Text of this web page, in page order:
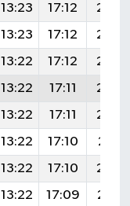
13:23 17:12
13:23 17:12
13:22 17:12
13:22 17:11
13:22 17:11
13:22 17:10
20:21
13:22 17:10
13:22 17:09